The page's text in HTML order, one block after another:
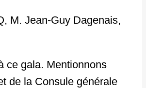
M. Jean-Guy Dagenais,
ce gala. Mentionnons
de la Consule générale